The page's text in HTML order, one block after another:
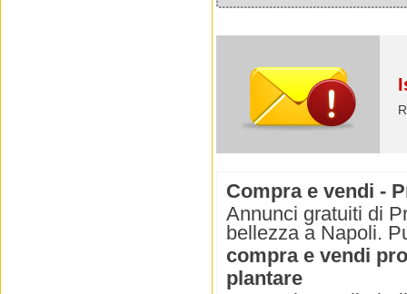
Compra e vendi -
Annunci gratuiti di
bellezza a Napoli.
compra e vendi
plantare